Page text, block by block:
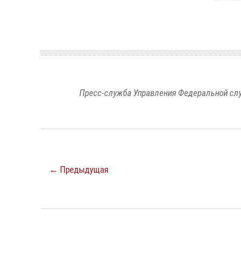
Пресс-служба Управления Федеральной
← Предыдущая